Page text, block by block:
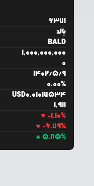
6371
بالد
BALD
1,000,000,000
0
1402/5/9
0.00%
USD0.01017534
1,911
-1.10%
-6.79%
5.85%